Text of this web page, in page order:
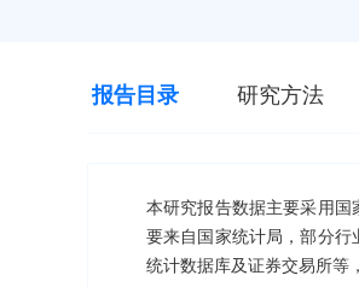
报告目录 研究方法
本研究报告数据主要采用
要来自国家统计局，部分
统计数据库及证券交易所等